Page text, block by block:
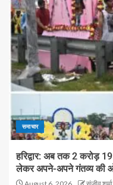
समाचार
हरिद्वार: अब तक 2 करोड़
लेकर अपने-अपने गंतव्य की